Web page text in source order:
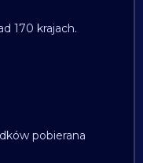
170 krajach.
pobierana